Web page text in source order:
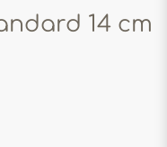
14 cm